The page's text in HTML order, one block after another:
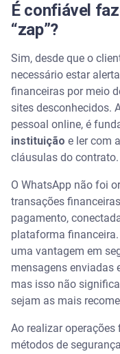
É confiável
“zap”?
Sim, desde que o
necessário estar
financeiras por meio
sites desconhecidos.
pessoal online, é
instituição e ler com
cláusulas do contrato.
O WhatsApp não foi
transações
pagamento,
plataforma financeira.
uma vantagem em
mensagens enviadas
mas isso não
sejam as mais
Ao realizar
métodos de